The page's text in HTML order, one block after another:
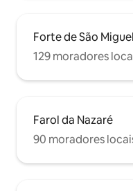
Forte de São
129 moradores
Farol da Nazaré
90 moradores